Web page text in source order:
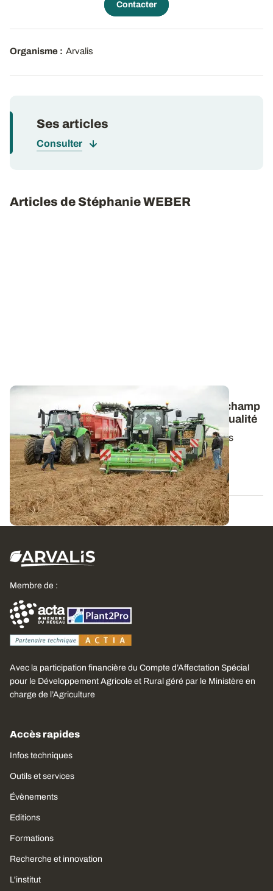
Contacter
Organisme : Arvalis
Ses articles
Consulter
Articles de Stéphanie WEBER
Filière Pommes de terre : une gestion du champ
au consommateur grâce aux démarches qualité
De la production au conditionnement, les tubercules
destinés au marché du frais disposent...
04 AVR. 2011
Membre de :
Avec la participation financière du Compte d’Affectation Spécial
pour le Développement Agricole et Rural géré par le Ministère en
charge de l’Agriculture
Accès rapides
Infos techniques
Outils et services
Évènements
Editions
Formations
Recherche et innovation
L'institut